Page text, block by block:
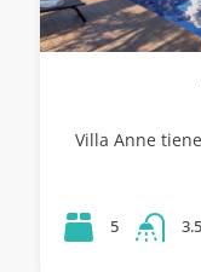
Villa Anne
5 3.5